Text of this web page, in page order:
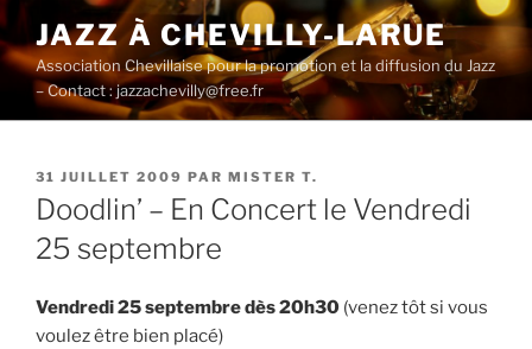
au
contenu
principal
JAZZ À CHEVILLY-LARUE
Association Chevillaise pour la promotion et la diffusion du Jazz
– Contact : jazzachevilly@free.fr
PUBLIÉ
LE
31 JUILLET 2009 PAR MISTER T.
Doodlin’ – En Concert le Vendredi
25 septembre
Vendredi 25 septembre dès 20h30 (venez tôt si vous
voulez être bien placé)